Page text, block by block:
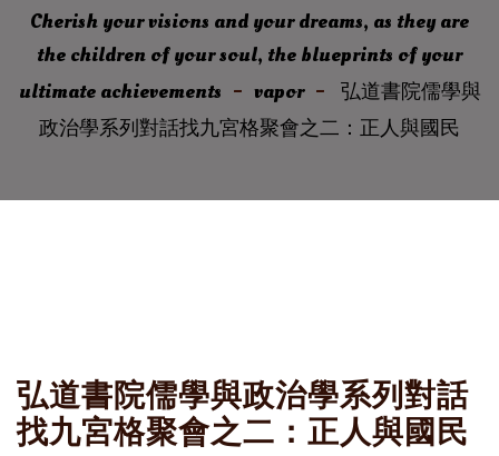
Cherish your visions and your dreams, as they are
the children of your soul, the blueprints of your
ultimate achievements
vapor
弘道書院儒學與
政治學系列對話找九宮格聚會之二：正人與國民
弘道書院儒學與政治學系列對話
找九宮格聚會之二：正人與國民